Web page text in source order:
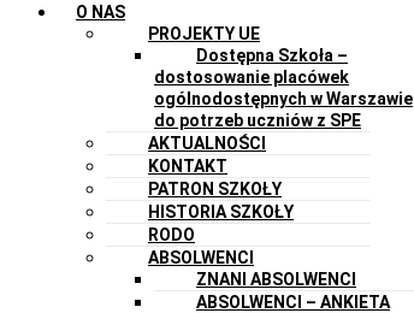
O NAS
PROJEKTY UE
Dostępna Szkoła –
dostosowanie placówek
ogólnodostępnych w Warszawie
do potrzeb uczniów z SPE
AKTUALNOŚCI
KONTAKT
PATRON SZKOŁY
HISTORIA SZKOŁY
RODO
ABSOLWENCI
ZNANI ABSOLWENCI
ABSOLWENCI – ANKIETA